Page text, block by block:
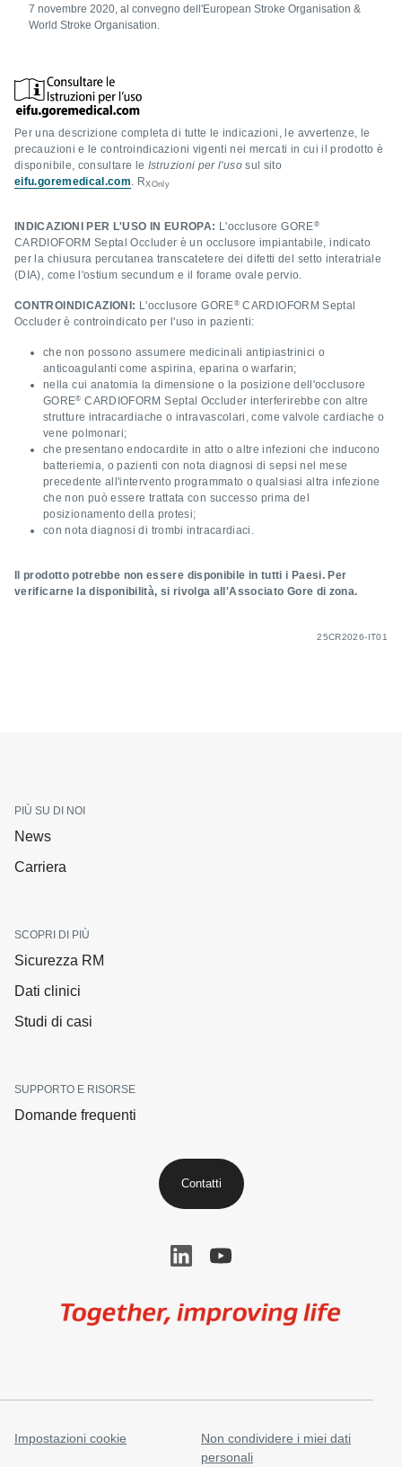
7 novembre 2020, al convegno dell'European Stroke Organisation &
World Stroke Organisation.
Per una descrizione completa di tutte le indicazioni, le avvertenze, le
precauzioni e le controindicazioni vigenti nei mercati in cui il prodotto è
disponibile, consultare le Istruzioni per l'usosul sito
eifu.goremedical.com . RXOnly
INDICAZIONI PER L'USO IN EUROPA: L'occlusore GORE®
CARDIOFORM Septal Occluder è un occlusore impiantabile, indicato
per la chiusura percutanea transcatetere dei difetti del setto interatriale
(DIA), come l'ostium secundum e il forame ovale pervio.
CONTROINDICAZIONI: L'occlusore GORE®CARDIOFORM Septal
Occluder è controindicato per l'uso in pazienti:
che non possono assumere medicinali antipiastrinici o
anticoagulanti come aspirina, eparina o warfarin;
nella cui anatomia la dimensione o la posizione dell'occlusore
GORE® CARDIOFORM Septal Occluder interferirebbe con altre
strutture intracardiache o intravascolari, come valvole cardiache o
vene polmonari;
che presentano endocardite in atto o altre infezioni che inducono
batteriemia, o pazienti con nota diagnosi di sepsi nel mese
precedente all'intervento programmato o qualsiasi altra infezione
che non può essere trattata con successo prima del
posizionamento della protesi;
con nota diagnosi di trombi intracardiaci.
Il prodotto potrebbe non essere disponibile in tutti i Paesi. Per
verificarne la disponibilità, si rivolga all'Associato Gore di zona.
25CR2026-IT01
PIÙ SU DI NOI
News
Carriera
SCOPRI DI PIÙ
Sicurezza RM
Dati clinici
Studi di casi
SUPPORTO E RISORSE
Domande frequenti
Contatti
Impostazioni cookie
Non condividere i miei dati
personali